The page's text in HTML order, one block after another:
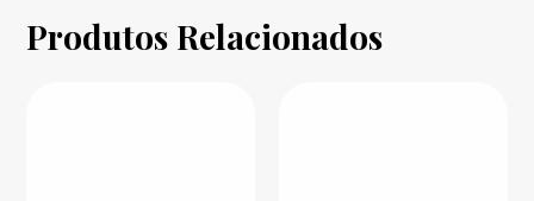
Produtos Relacionados